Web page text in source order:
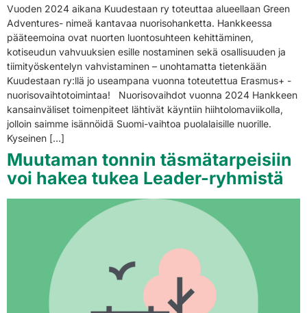
Vuoden 2024 aikana Kuudestaan ry toteuttaa alueellaan Green
Adventures- nimeä kantavaa nuorisohanketta. Hankkeessa
pääteemoina ovat nuorten luontosuhteen kehittäminen,
kotiseudun vahvuuksien esille nostaminen sekä osallisuuden ja
tiimityöskentelyn vahvistaminen – unohtamatta tietenkään
Kuudestaan ry:llä jo useampana vuonna toteutettua Erasmus+ -
nuorisovaihtotoimintaa! Nuorisovaihdot vuonna 2024 Hankkeen
kansainväliset toimenpiteet lähtivät käyntiin hiihtolomaviikolla,
jolloin saimme isännöidä Suomi-vaihtoa puolalaisille nuorille.
Kyseinen […]
Muutaman tonnin täsmätarpeisiin
voi hakea tukea Leader-ryhmistä